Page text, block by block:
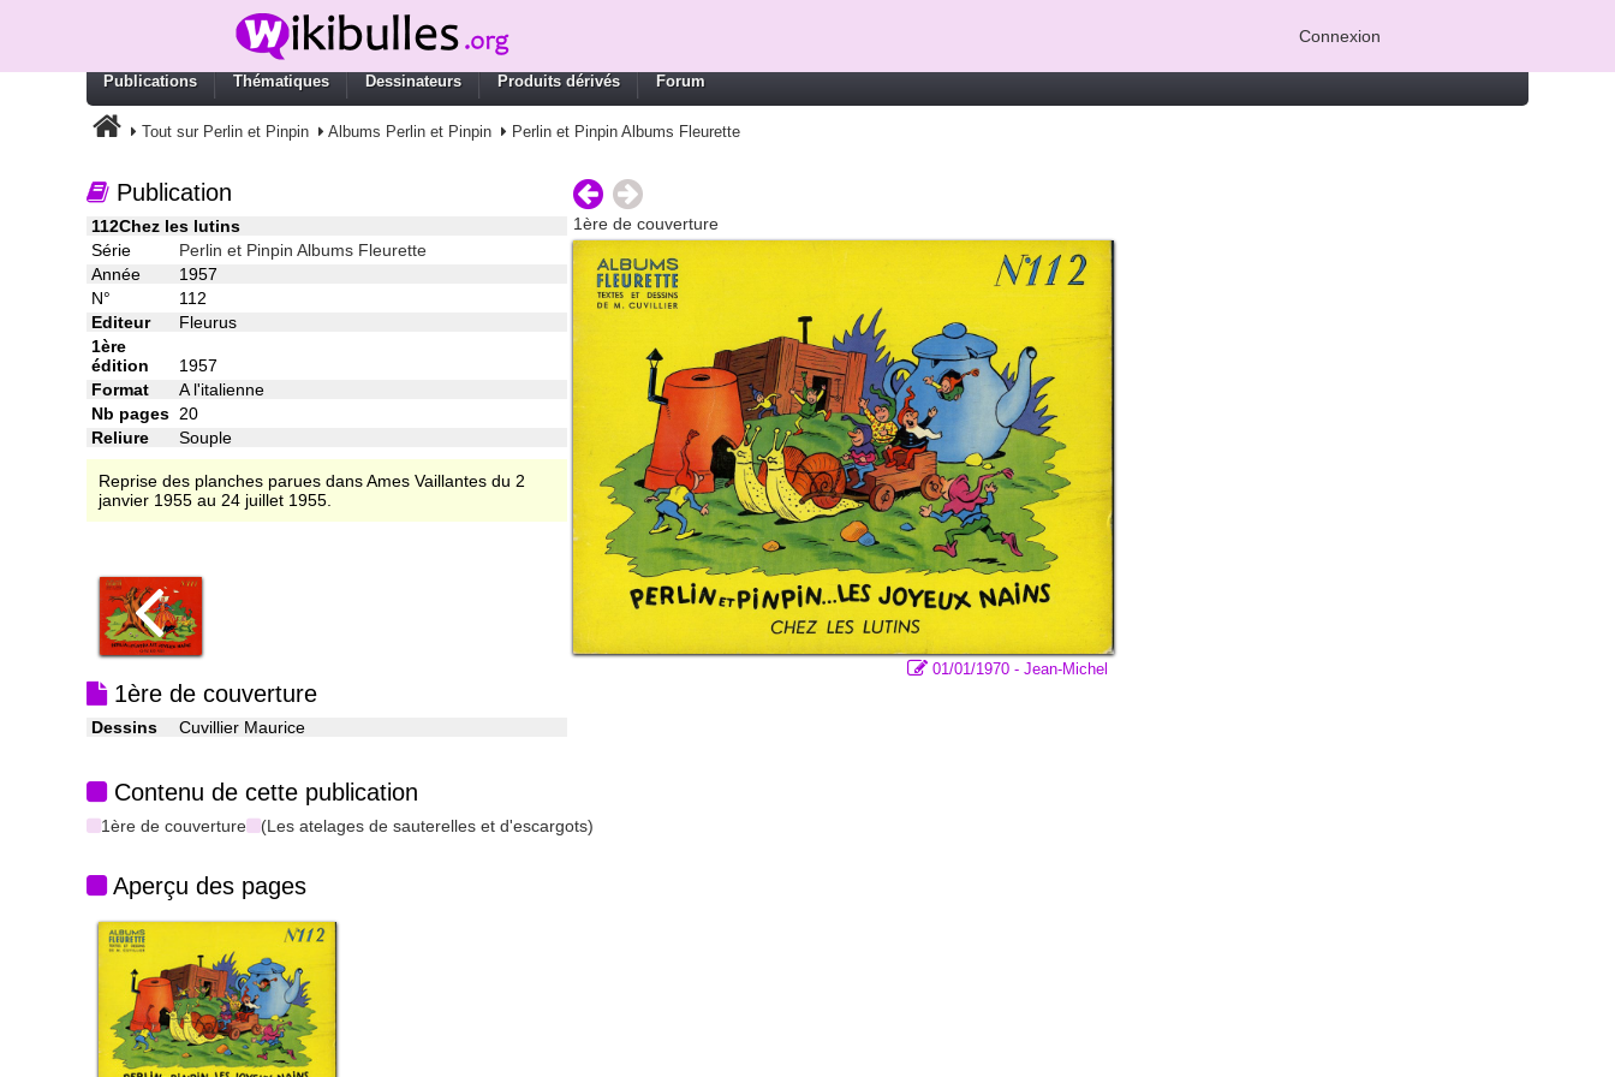
Connexion
Publications Thématiques Dessinateurs Produits dérivés Forum
Tout sur Perlin et Pinpin Albums Perlin et Pinpin Perlin et Pinpin Albums Fleurette
Publication
112Chez les lutins
Série
Perlin et Pinpin Albums Fleurette
Année
1957
N°
112
Editeur
Fleurus
1ère
édition
1957
Format
A l'italienne
Nb pages 20
Reliure
Souple
Reprise des planches parues dans Ames Vaillantes du 2
janvier 1955 au 24 juillet 1955.
1ère de couverture
Dessins Cuvillier Maurice
1ère de couverture
01/01/1970 - Jean-Michel
Contenu de cette publication
1ère de couverture (Les atelages de sauterelles et d'escargots)
Aperçu des pages